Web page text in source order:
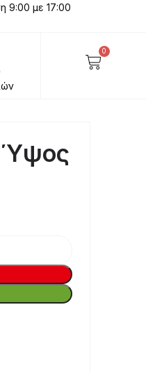
9:00 με 17:00
0
Ύψος